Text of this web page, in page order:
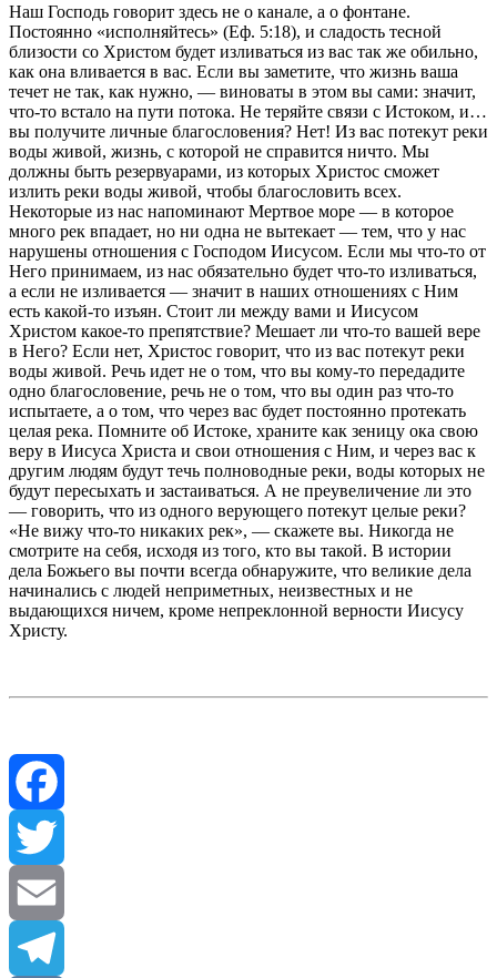
Наш Господь говорит здесь не о канале, а о фонтане.
Постоянно «исполняйтесь» (Еф. 5:18), и сладость тесной
близости со Христом будет изливаться из вас так же обильно,
как она вливается в вас. Если вы заметите, что жизнь ваша
течет не так, как нужно, — виноваты в этом вы сами: значит,
что-то встало на пути потока. Не теряйте связи с Истоком, и…
вы получите личные благословения? Нет! Из вас потекут реки
воды живой, жизнь, с которой не справится ничто. Мы
должны быть резервуарами, из которых Христос сможет
излить реки воды живой, чтобы благословить всех.
Некоторые из нас напоминают Мертвое море — в которое
много рек впадает, но ни одна не вытекает — тем, что у нас
нарушены отношения с Господом Иисусом. Если мы что-то от
Него принимаем, из нас обязательно будет что-то изливаться,
а если не изливается — значит в наших отношениях с Ним
есть какой-то изъян. Стоит ли между вами и Иисусом
Христом какое-то препятствие? Мешает ли что-то вашей вере
в Него? Если нет, Христос говорит, что из вас потекут реки
воды живой. Речь идет не о том, что вы кому-то передадите
одно благословение, речь не о том, что вы один раз что-то
испытаете, а о том, что через вас будет постоянно протекать
целая река. Помните об Истоке, храните как зеницу ока свою
веру в Иисуса Христа и свои отношения с Ним, и через вас к
другим людям будут течь полноводные реки, воды которых не
будут пересыхать и застаиваться. А не преувеличение ли это
— говорить, что из одного верующего потекут целые реки?
«Не вижу что-то никаких рек», — скажете вы. Никогда не
смотрите на себя, исходя из того, кто вы такой. В истории
дела Божьего вы почти всегда обнаружите, что великие дела
начинались с людей неприметных, неизвестных и не
выдающихся ничем, кроме непреклонной верности Иисусу
Христу.
Facebook
Twitter
Email